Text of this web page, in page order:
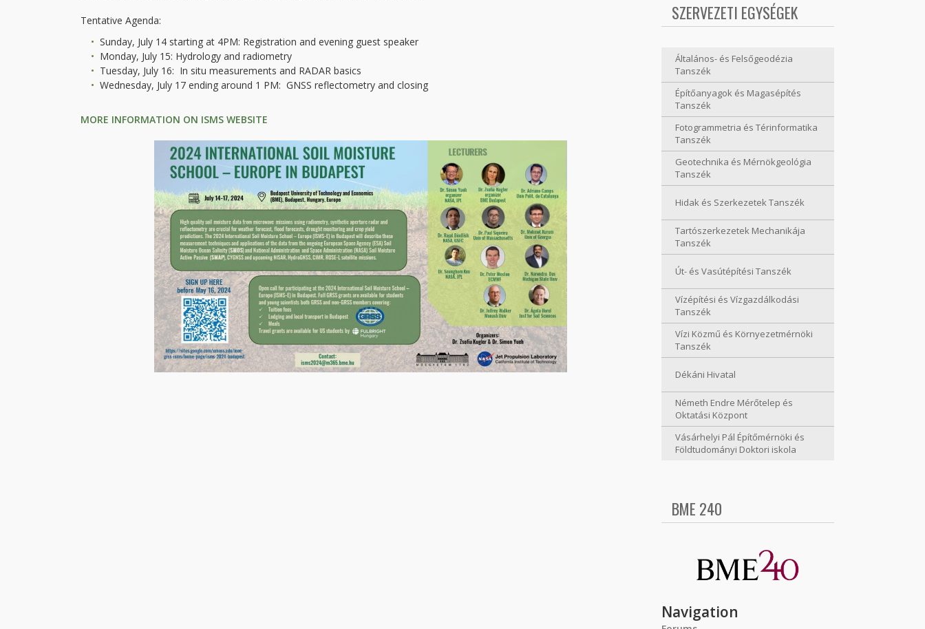
Tentative Agenda:
Sunday, July 14 starting at 4PM: Registration and evening guest speaker
Monday, July 15: Hydrology and radiometry
Tuesday, July 16: In situ measurements and RADAR basics
Wednesday, July 17 ending around 1 PM: GNSS reflectometry and closing
MORE INFORMATION ON ISMS WEBSITE
SZERVEZETI EGYSÉGEK
Általános- és Felsőgeodézia
Tanszék
Építőanyagok és Magasépítés
Tanszék
Fotogrammetria és Térinformatika
Tanszék
Geotechnika és Mérnökgeológia
Tanszék
Hidak és Szerkezetek Tanszék
Tartószerkezetek Mechanikája
Tanszék
Út- és Vasútépítési Tanszék
Vízépítési és Vízgazdálkodási
Tanszék
Vízi Közmű és Környezetmérnöki
Tanszék
Dékáni Hivatal
Németh Endre Mérőtelep és
Oktatási Központ
Vásárhelyi Pál Építőmérnöki és
Földtudományi Doktori iskola
BME 240
Navigation